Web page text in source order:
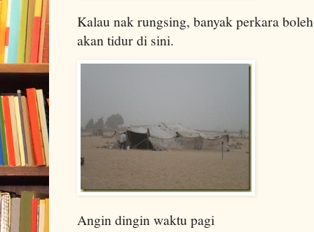
Kalau nak rungsing, banyak perkara
akan tidur di sini.
Angin dingin waktu pagi